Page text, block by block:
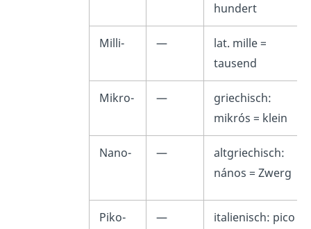
hundert
Milli- — lat. mille=
tausend
Mikro- —
griechisch:
mikrós = klein
Nano- —
altgriechisch:
nános = Zwerg
Piko- —
italienisch: pico =